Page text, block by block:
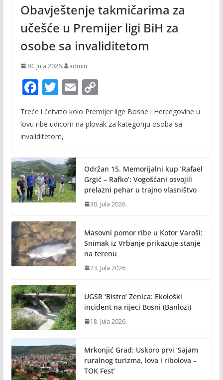
Obavještenje takmičarima za
učešće u Premijer ligi BiH za
osobe sa invaliditetom
30. Jula 2026. admin
F
ac
e
b
o
k
T
w
itt
er
E
m
ai
C
p
n
k
Treće i četvrto kolo Premijer lige Bosne i Hercegovine u
lovu ribe udicom na plovak za kategoriju osoba sa
invaliditetom,
Održan 15. Memorijalni kup ‘Rafael
Grgić – Rafko’: Vogošćani osvojili
prelazni pehar u trajno vlasništvo
30. Jula 2026.
Masovni pomor ribe u Kotor Varoši:
Snimak iz Vrbanje prikazuje stanje
na terenu
23. Jula 2026.
UGSR ‘Bistro’ Zenica: Ekološki
incident na rijeci Bosni (Banlozi)
18. Jula 2026.
Mrkonjić Grad: Uskoro prvi ‘Sajam
ruralnog turizma, lova i ribolova –
TOK Fest’